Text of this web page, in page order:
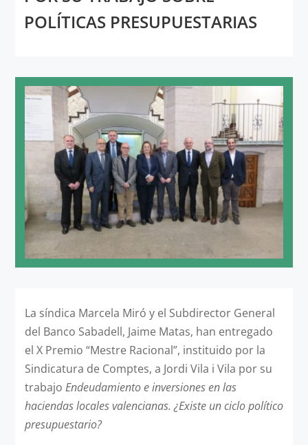
POLÍTICAS PRESUPUESTARIAS
La síndica Marcela Miró y el Subdirector General
del Banco Sabadell, Jaime Matas, han entregado
el X Premio “Mestre Racional”, instituido por la
Sindicatura de Comptes, a Jordi Vila i Vila por su
trabajo Endeudamiento e inversiones en las
haciendas locales valencianas. ¿Existe un ciclo político
presupuestario?